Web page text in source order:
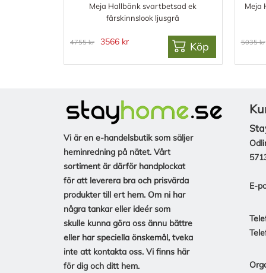
Meja Hallbänk svartbetsad ek
fårskinnslook ljusgrå
4755 kr 3566 kr Köp
Meja
5035 kr
Vi är en e-handelsbutik som säljer
heminredning på nätet. Vårt
sortiment är därför handplockat
för att leverera bra och prisvärda
produkter till ert hem. Om ni har
några tankar eller ideér som
skulle kunna göra oss ännu bättre
eller har speciella önskemål, tveka
inte att kontakta oss. Vi finns här
för dig och ditt hem.
E-